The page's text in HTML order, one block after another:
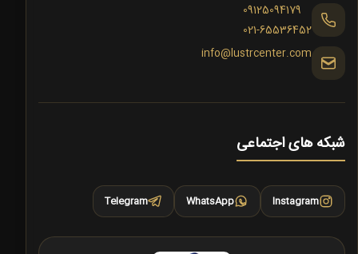
09125094179
021-65536452
info@lustrcenter.com
شبکه های اجتماعی
Instagram
WhatsApp
Telegram